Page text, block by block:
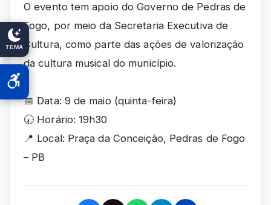
TEMA
O evento tem apoio do Governo de Pedras de
Fogo, por meio da Secretaria Executiva de
Cultura, como parte das ações de valorização
da cultura musical do município.
📅 Data: 9 de maio (quinta-feira)
🕢 Horário: 19h30
📍 Local: Praça da Conceição, Pedras de Fogo
– PB